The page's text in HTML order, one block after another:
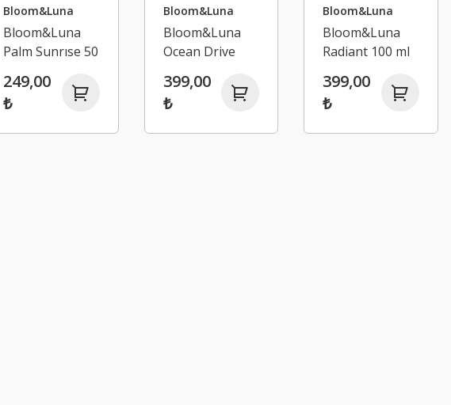
Bloom&Luna
Bloom&Luna
Palm Sunrıse 50
249,00
₺
Bloom&Luna
Bloom&Luna
Ocean Drive
Kadın Parfüm
EDP 100 ML
399,00
₺
Bloom&Luna
Bloom&Luna
Radiant 100 ml
399,00
₺